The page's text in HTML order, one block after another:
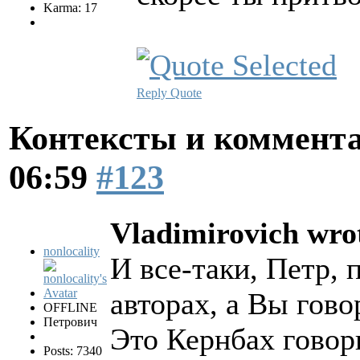
Karma: 17
Reply Quote
Контексты и
06:59 #123
nonlocality
OFFLINE
Петрович
Posts: 7340
Vladimirovich
И все-таки, Петр,
авторах, а Вы
Это Кернбах